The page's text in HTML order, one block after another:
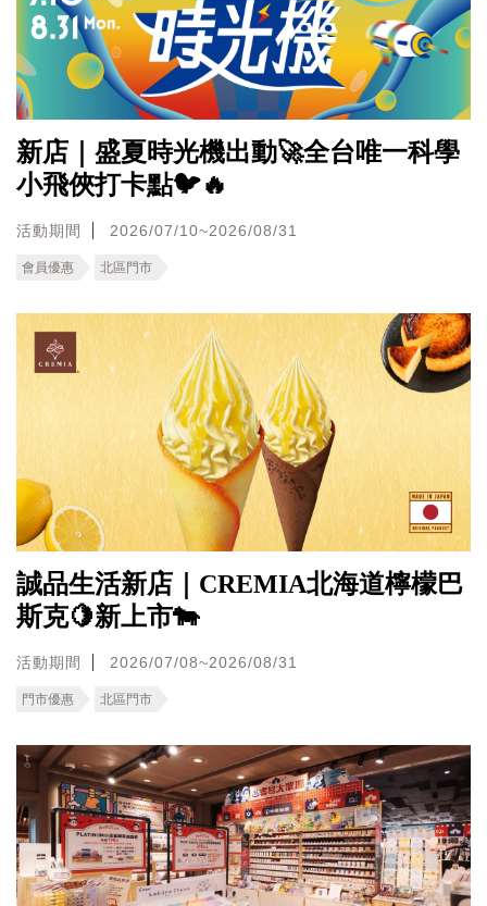
新店｜盛夏時光機出動🚀全台唯一科學
小飛俠打卡點🐦🔥
活動期間 2026/07/10~2026/08/31
會員優惠 北區門市
誠品生活新店｜CREMIA北海道檸檬巴
斯克🍋新上市🐄
活動期間 2026/07/08~2026/08/31
門市優惠 北區門市